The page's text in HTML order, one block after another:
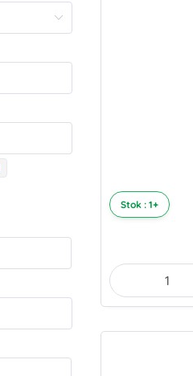
Stok : 1+